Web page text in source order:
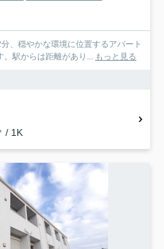
、穏やかな環境に位置するアパート
。駅からは距離があり... もっと見る
/ 1K